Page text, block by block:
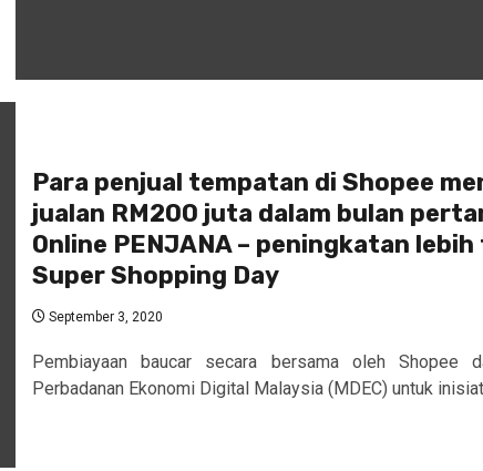
Para penjual tempatan di Shopee
jualan RM200 juta dalam bulan
Online PENJANA – peningkatan
Super Shopping Day
September 3, 2020
Pembiayaan baucar secara bersama oleh Shopee
Perbadanan Ekonomi Digital Malaysia (MDEC) untuk